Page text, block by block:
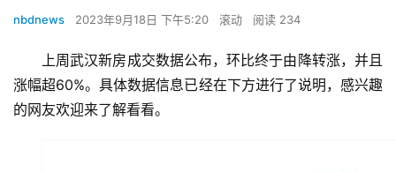
nbdnews 2023年9月18日 下午5:20 滚动 阅读 234
上周武汉新房成交数据公布，环比终于由降转涨，并且
涨幅超60%。具体数据信息已经在下方进行了说明，感兴趣
的网友欢迎来了解看看。